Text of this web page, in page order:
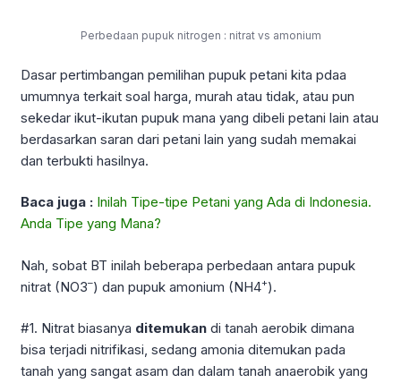
Perbedaan pupuk nitrogen : nitrat vs amonium
Dasar pertimbangan pemilihan pupuk petani kita pdaa
umumnya terkait soal harga, murah atau tidak, atau pun
sekedar ikut-ikutan pupuk mana yang dibeli petani lain atau
berdasarkan saran dari petani lain yang sudah memakai
dan terbukti hasilnya.
Baca juga : Inilah Tipe-tipe Petani yang Ada di Indonesia.
Anda Tipe yang Mana?
Nah, sobat BT inilah beberapa perbedaan antara pupuk
nitrat (NO3–) dan pupuk amonium (NH4+).
#1. Nitrat biasanya ditemukan di tanah aerobik dimana
bisa terjadi nitrifikasi, sedang amonia ditemukan pada
tanah yang sangat asam dan dalam tanah anaerobik yang